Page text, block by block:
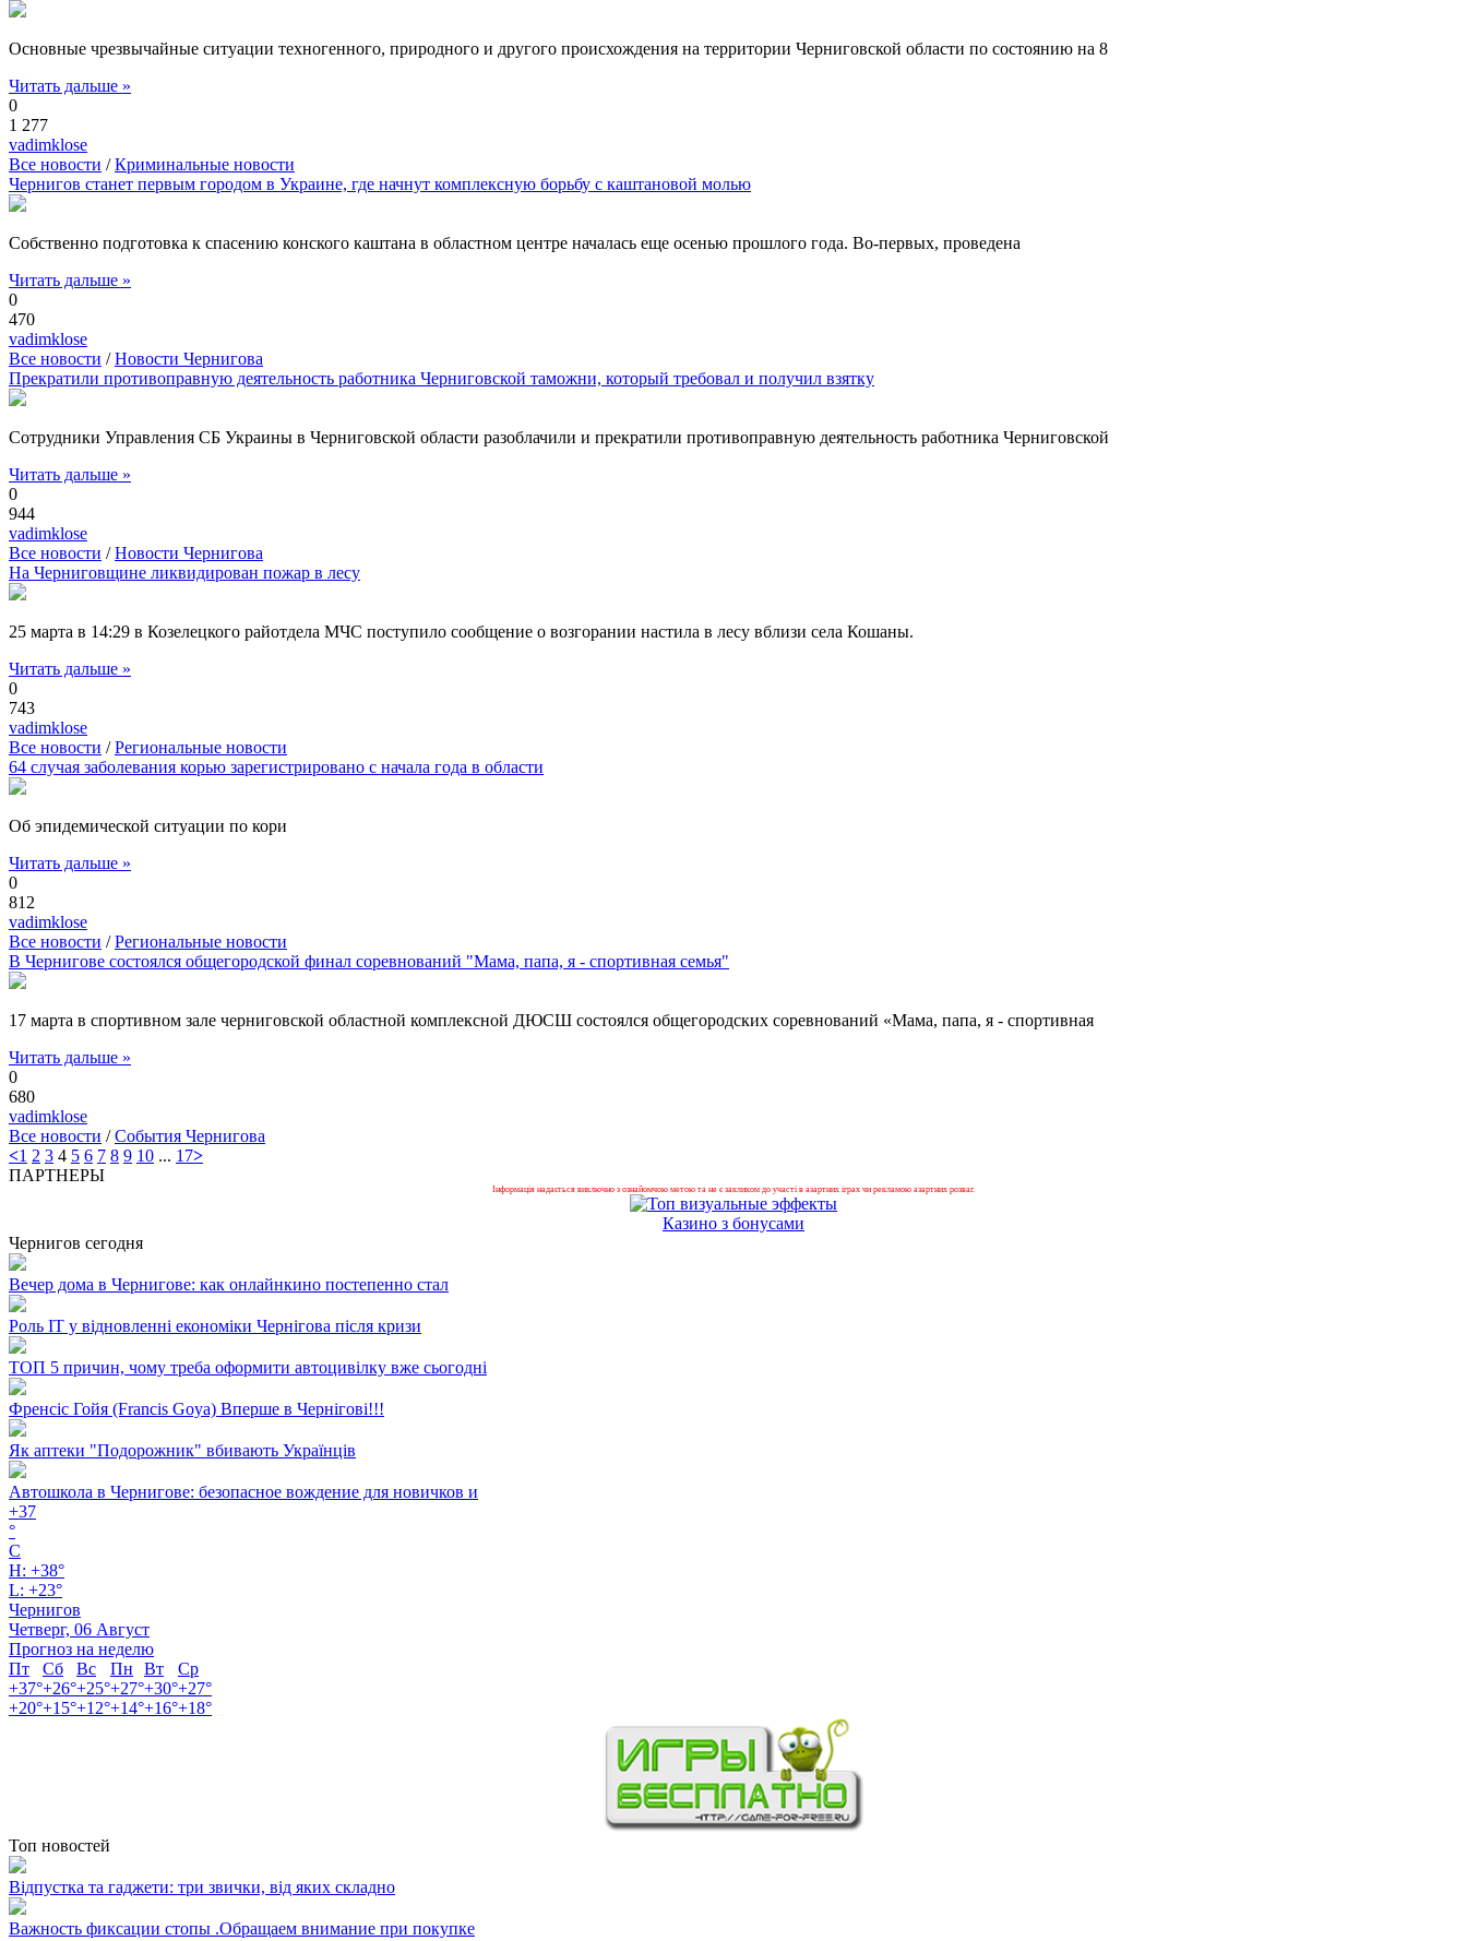
Основные чрезвычайные ситуации техногенного, природного и другого происхождения на территории Черниговской области по состоянию на 8
Читать дальше »
0
1 277
vadimklose
Все новости /Криминальные новости
Чернигов станет первым городом в Украине, где начнут комплексную борьбу с каштановой молью
Собственно подготовка к спасению конского каштана в областном центре началась еще осенью прошлого года. Во-первых, проведена
Читать дальше »
0
470
vadimklose
Все новости /Новости Чернигова
Прекратили противоправную деятельность работника Черниговской таможни, который требовал и получил взятку
Сотрудники Управления СБ Украины в Черниговской области разоблачили и прекратили противоправную деятельность работника Черниговской
Читать дальше »
0
944
vadimklose
Все новости /Новости Чернигова
На Черниговщине ликвидирован пожар в лесу
25 марта в 14:29 в Козелецкого райотдела МЧС поступило сообщение о возгорании настила в лесу вблизи села Кошаны.
Читать дальше »
0
743
vadimklose
Все новости /Региональные новости
64 случая заболевания корью зарегистрировано с начала года в области
Об эпидемической ситуации по кори
Читать дальше »
0
812
vadimklose
Все новости /Региональные новости
В Чернигове состоялся общегородской финал соревнований "Мама, папа, я - спортивная семья"
17 марта в спортивном зале черниговской областной комплексной ДЮСШ состоялся общегородских соревнований «Мама, папа, я - спортивная
Читать дальше »
0
680
vadimklose
Все новости /События Чернигова
<1 2 3 4 5 6 7 8 9 10 ... 17>
ПАРТНЕРЫ
Інформація надається виключно з ознайомчою метою та не є закликом до участі в азартних іграх чи рекламою азартних розваг.
Казино з бонусами
Чернигов сегодня
Вечер дома в Чернигове: как онлайнкино постепенно стал
Роль ІТ у відновленні економіки Чернігова після кризи
ТОП 5 причин, чому треба оформити автоцивілку вже сьогодні
Френсіс Гойя (Francis Goya) Вперше в Чернігові!!!
Як аптеки "Подорожник" вбивають Українців
Автошкола в Чернигове: безопасное вождение для новичков и
+37
°
C
H: +38°
L: +23°
Чернигов
Четверг, 06 Август
Прогноз на неделю
Пт
Сб Вс Пн Вт
Ср
+37°+26°+25°+27°+30°+27°
+20°+15°+12°+14°+16°+18°
Топ новостей
Відпустка та гаджети: три звички, від яких складно
Важность фиксации стопы .Обращаем внимание при покупке